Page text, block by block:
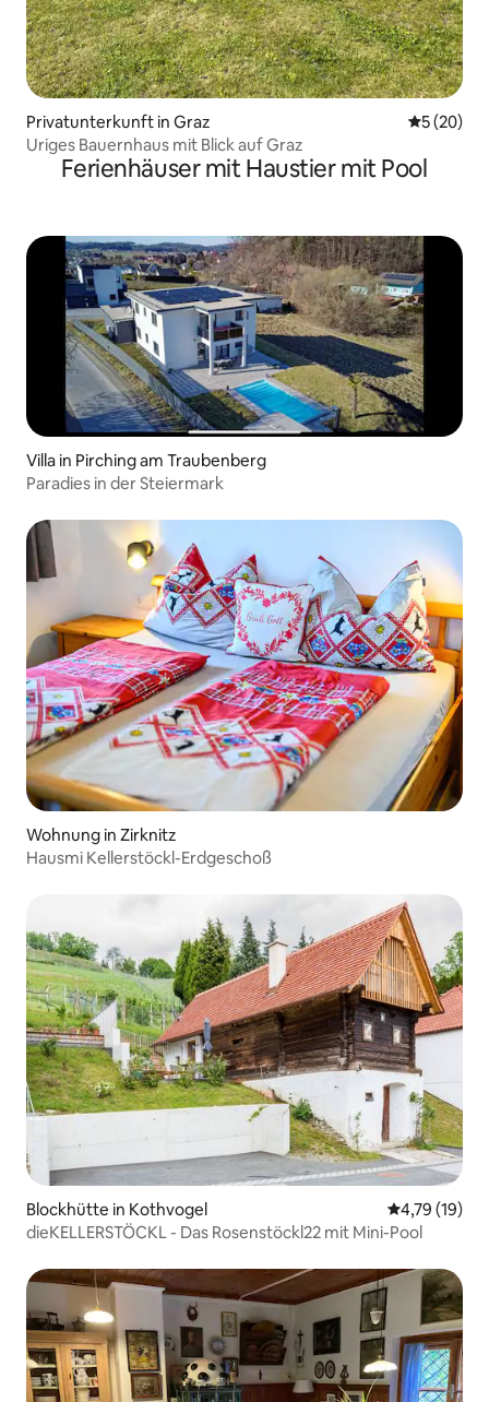
Privatunterkunft in Graz
5 (20)
Uriges Bauernhaus mit Blick auf Graz
Ferienhäuser mit Haustier mit Pool
Villa in Pirching am Traubenberg
Paradies in der Steiermark
Wohnung in Zirknitz
Hausmi Kellerstöckl-Erdgeschoß
Blockhütte in Kothvogel
4,79 (19)
dieKELLERSTÖCKL - Das Rosenstöckl22 mit Mini-Pool